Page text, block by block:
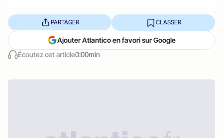
Écoutez cet article0:00min
PARTAGER CLASSER
Ajouter Atlantico en favori sur Google